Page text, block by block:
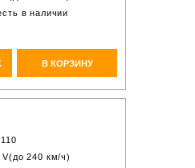
в наличии
В КОРЗИНУ
110
V(до 240 км/ч)